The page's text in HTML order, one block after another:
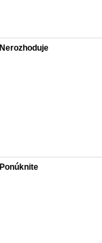
Nerozhoduje
Ponúknite